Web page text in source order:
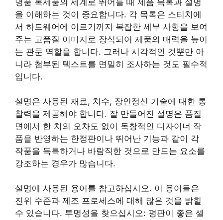
명품 복제품의 세계로 뛰어들 때 제품 목록과 설명
을 이해하는 것이 중요합니다. 각 목록은 스티치에
서 하드웨어에 이르기까지 복잡한 세부 사항을 보여
주는 고품질 이미지로 장식되어 제품의 매력을 높이
는 관문 역할을 합니다. 그러나 시각적인 것뿐만 아
니라 첨부된 텍스트를 면밀히 조사하는 것도 필수적
입니다.
설명은 사용된 재료, 치수, 장인정신 기술에 대한 통
찰력을 제공해야 합니다. 잘 만들어진 설명은 품질
면에서 한 치의 오차도 없이 독창적인 디자이너 작
품을 반영하는 한정판이나 뛰어난 기능과 같이 각
작품을 독특하거나 바람직한 것으로 만드는 요소를
강조하는 경우가 많습니다.
설명에 사용된 용어를 참고하십시오. 이 용어들은
진위 수준과 제조 프로세스에 대해 많은 것을 밝힐
수 있습니다. 투명성을 찾으십시오: 평판이 좋은 셀